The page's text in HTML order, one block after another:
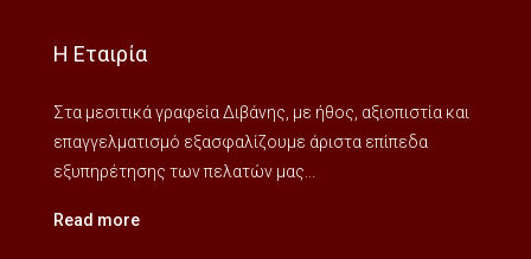
Η Εταιρία
Στα μεσιτικά γραφεία Διβάνης, με ήθος, αξιοπιστία και
επαγγελματισμό εξασφαλίζουμε άριστα επίπεδα
εξυπηρέτησης των πελατών μας...
Read more